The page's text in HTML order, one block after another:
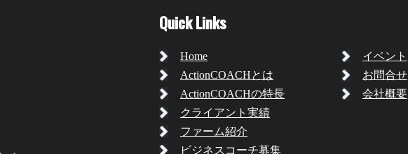
Quick Links
Home
ActionCOACHとは
ActionCOACHの特長
クライアント実績
ファーム紹介
ビジネスコーチ募集
イベント
お問合せ
会社概要